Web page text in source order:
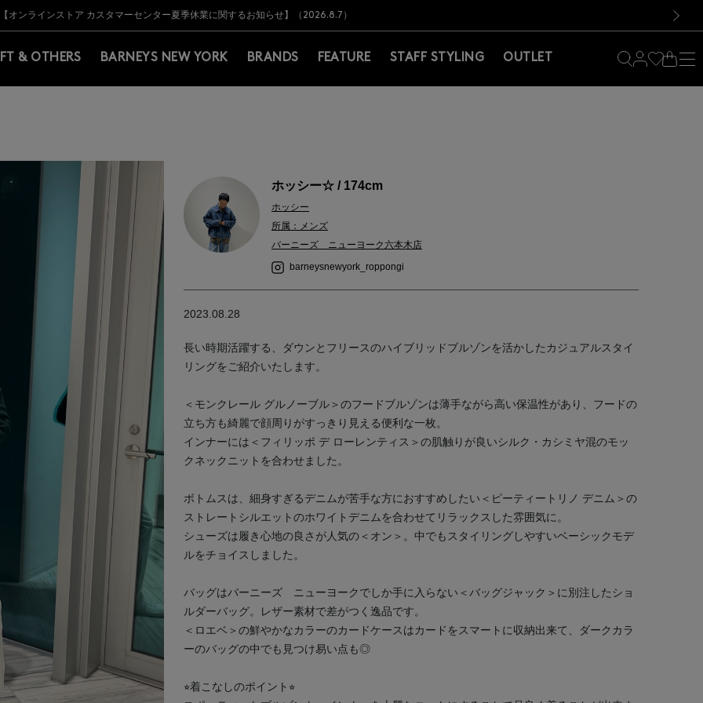
BARNEYS＞会員のお客様は11,000円（税込）以上のお買上げで常時送料無料！お買い物の際は会員登録を！
【夏季休業に伴う出荷一時停止のお知らせ】(2026.8.7)
【オンラインストア カスタマーセンター夏季休業に関するお知らせ】（2026.8.7）
【夏季休業に伴う返品・交換承り一時停止のお知らせ】（2026.8.5）
熊本県を中心とした地震の影響によるお荷物のお届けについて
【開催中】SUMMER SALEのご案内・ご注意事項
BARNEYS＞会員のお客様は11,000円（税込）以上のお買上げで常時送料無料！お買い物の際は会員登録を！
【夏季休業に伴う出荷一時停止のお知らせ】(2026.8.7)
& OTHERS BARNEYS NEW YORK BRANDS FEATURE STAFF STYLING OUTLET
次の画像
ホッシー☆ / 174cm
ホッシー
所属：メンズ
バーニーズ ニューヨーク六本木店
barneysnewyork_roppongi
2023.08.28
長い時期活躍する、ダウンとフリースのハイブリッドブルゾンを活かしたカジュアルスタイ
リングをご紹介いたします。
＜モンクレール グルノーブル＞のフードブルゾンは薄手ながら高い保温性があり、フードの
立ち方も綺麗で顔周りがすっきり見える便利な一枚。
インナーには＜フィリッポ デ ローレンティス＞の肌触りが良いシルク・カシミヤ混のモッ
クネックニットを合わせました。
ボトムスは、細身すぎるデニムが苦手な方におすすめしたい＜ピーティートリノ デニム＞の
ストレートシルエットのホワイトデニムを合わせてリラックスした雰囲気に。
シューズは履き心地の良さが人気の＜オン＞。中でもスタイリングしやすいベーシックモデ
ルをチョイスしました。
バッグはバーニーズ ニューヨークでしか手に入らない＜バッグジャック＞に別注したショ
ルダーバッグ。レザー素材で差がつく逸品です。
＜ロエベ＞の鮮やかなカラーのカードケースはカードをスマートに収納出来て、ダークカラ
ーのバッグの中でも見つけ易い点も◎
⭐︎着こなしのポイント⭐︎